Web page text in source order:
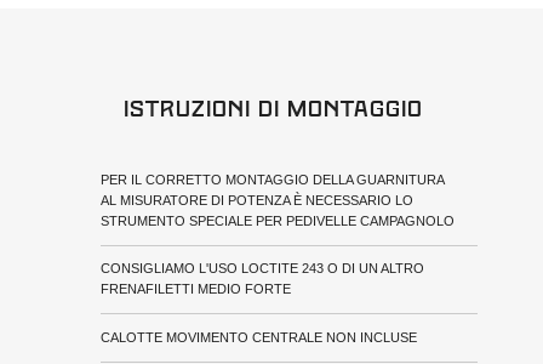
Istruzioni di Montaggio
PER IL CORRETTO MONTAGGIO DELLA GUARNITURA
AL MISURATORE DI POTENZA È NECESSARIO LO
STRUMENTO SPECIALE PER PEDIVELLE CAMPAGNOLO
CONSIGLIAMO L'USO LOCTITE 243 O DI UN ALTRO
FRENAFILETTI MEDIO FORTE
CALOTTE MOVIMENTO CENTRALE NON INCLUSE